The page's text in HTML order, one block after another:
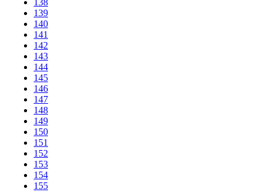
138
139
140
141
142
143
144
145
146
147
148
149
150
151
152
153
154
155